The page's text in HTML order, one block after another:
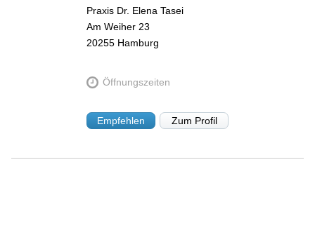
Praxis Dr. Elena Tasei
Am Weiher 23
20255 Hamburg
Öffnungszeiten
Empfehlen Zum Profil